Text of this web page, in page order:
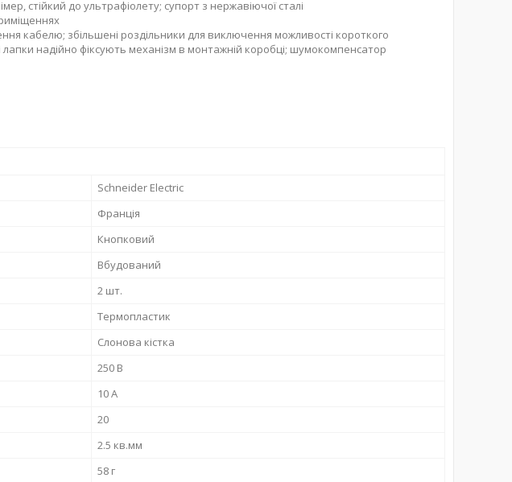
стійкий до ультрафіолету; супорт з нержавіючої сталі
кабелю; збільшені роздільники для виключення можливості короткого
надійно фіксують механізм в монтажній коробці; шумокомпенсатор
Schneider Electric
Франція
Кнопковий
Вбудований
2 шт.
Термопластик
Слонова кістка
250 В
10 А
20
2.5 кв.мм
58 г